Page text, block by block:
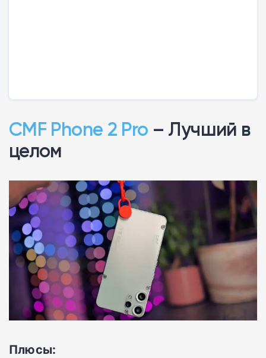
CMF Phone 2 Pro – Лучший в
целом
Плюсы: